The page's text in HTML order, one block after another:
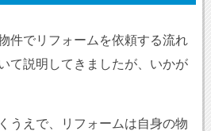
件でリフォームを依頼する流れ
て説明してきましたが、いかが
うえで、リフォームは自身の物